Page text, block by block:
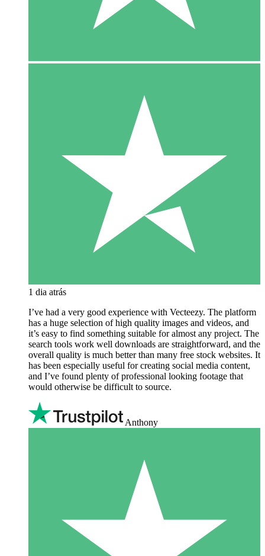
1 dia atrás
I’ve had a very good experience with Vecteezy. The platform
has a huge selection of high quality images and videos, and
it’s easy to find something suitable for almost any project. The
search tools work well downloads are straightforward, and the
overall quality is much better than many free stock websites. It
has been especially useful for creating social media content,
and I’ve found plenty of professional looking footage that
would otherwise be difficult to source.
Anthony